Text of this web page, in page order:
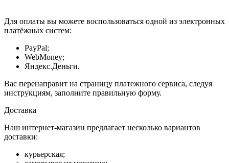
Для оплаты вы можете воспользоваться одной из электронных
платёжных систем:
PayPal;
WebMoney;
Яндекс.Деньги.
Вас перенаправит на страницу платежного сервиса, следуя
инструкциям, заполните правильную форму.
Доставка
Наш интернет-магазин предлагает несколько вариантов
доставки:
курьерская;